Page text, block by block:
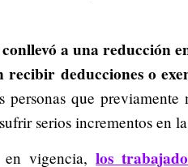
a una reducción
deducciones o
personas que
serios incrementos en
en vigencia,los